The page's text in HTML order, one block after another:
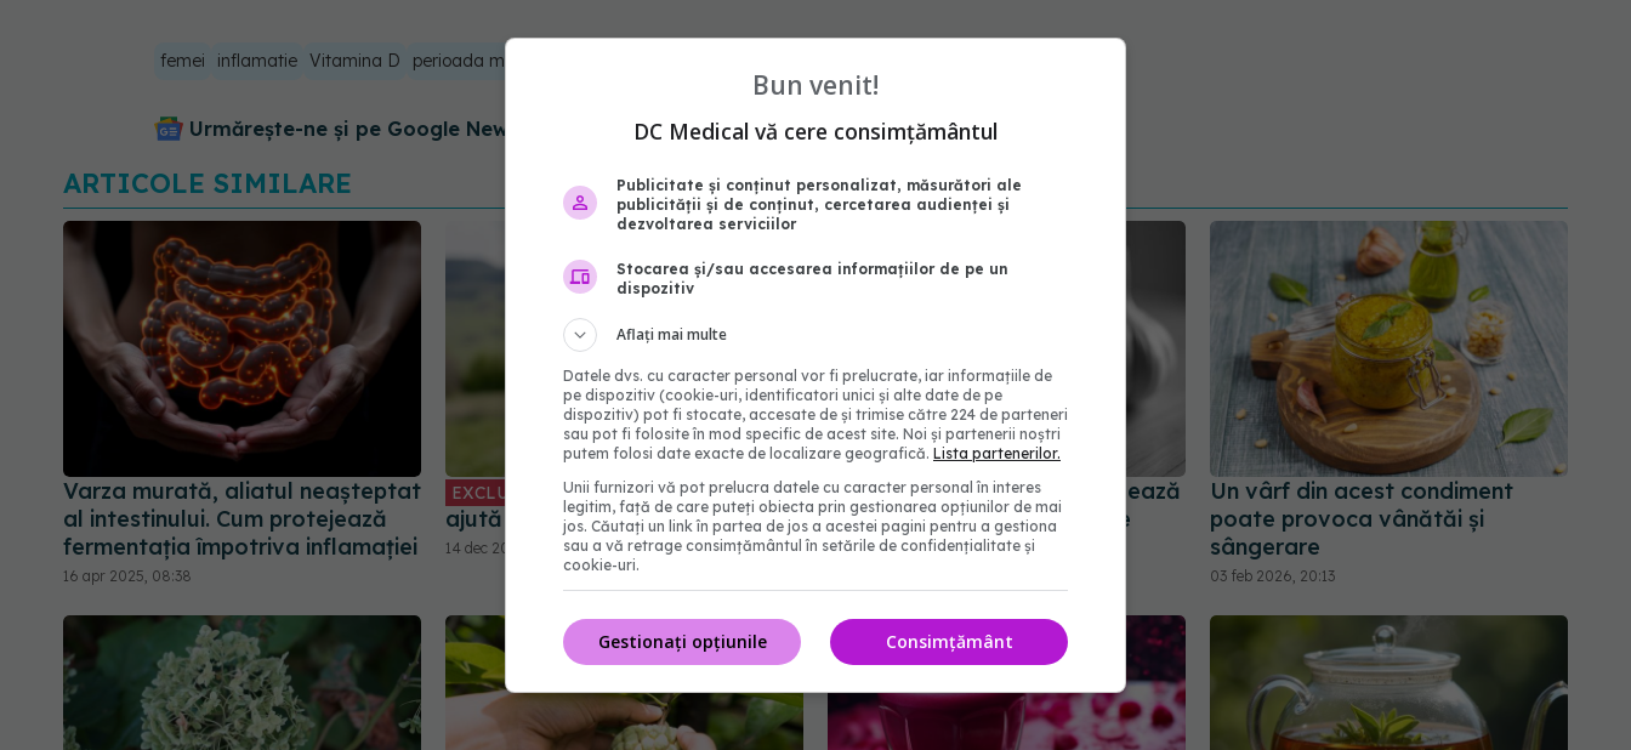
femei inflamatie Vitamina D perioada menstruala
Urmărește-ne și pe Google News - abonează‑te!
ARTICOLE SIMILARE
Varza murată, aliatul neașteptat
al intestinului. Cum protejează
fermentația împotriva inflamației
16 apr 2025, 08:38
EXCLUSIV
Plante și ceaiuri care
ajută la curățarea plămânilor
14 dec 2025, 19:42
Singurul aliment care îți reglează
tensiunea arterială - și NU e
usturoiul!
Un vârf din acest condiment
poate provoca vânătăi și
sângerare
03 feb 2026, 20:13
Bun venit!
DC Medical vă cere consimțământul
Publicitate și conținut personalizat, măsurători ale
publicității și de conținut, cercetarea audienței și
dezvoltarea serviciilor
Stocarea și/sau accesarea informațiilor de pe un
dispozitiv
Aflați mai multe
Datele dvs. cu caracter personal vor fi prelucrate, iar informațiile de
pe dispozitiv (cookie-uri, identificatori unici și alte date de pe
dispozitiv) pot fi stocate, accesate de și trimise către 224 de parteneri
sau pot fi folosite în mod specific de acest site. Noi și partenerii noștri
putem folosi date exacte de localizare geografică. Lista partenerilor.
Unii furnizori vă pot prelucra datele cu caracter personal în interes
legitim, față de care puteți obiecta prin gestionarea opțiunilor de mai
jos. Căutați un link în partea de jos a acestei pagini pentru a gestiona
sau a vă retrage consimțământul în setările de confidențialitate și
cookie-uri.
Consimțământ
Gestionați opțiunile